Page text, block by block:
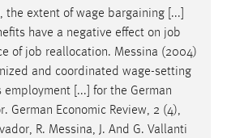
extent of wage bargaining [...]
have a negative effect on job
of job reallocation. Messina (2004)
and coordinated wage-setting
[...] for the German
German Economic Review, 2 (4),
R. Messina, J. And G. Vallanti